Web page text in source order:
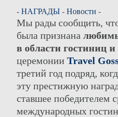
- НАГРАДЫ - Новости -
Мы рады сообщить,
была признана
в области гостиниц и
церемонии Travel
третий год подряд,
эту престижную
ставшее победителем
международных